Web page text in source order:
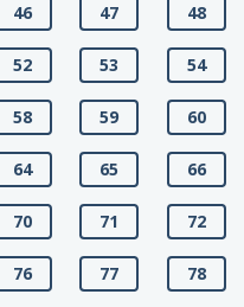
46 47 48
52 53 54
58 59 60
64 65 66
70 71 72
76 77 78